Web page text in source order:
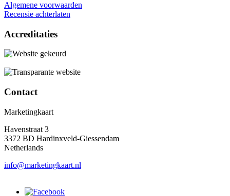
Algemene voorwaarden
Recensie achterlaten
Accreditaties
Contact
Marketingkaart
Havenstraat 3
3372 BD Hardinxveld-Giessendam
Netherlands
info@marketingkaart.nl